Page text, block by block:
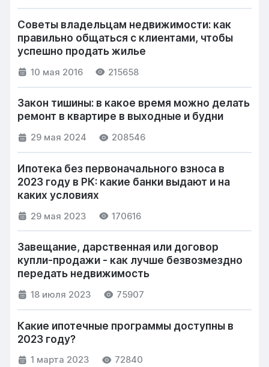
Советы владельцам недвижимости: как
правильно общаться с клиентами, чтобы
успешно продать жилье
10 мая 2016 215658
Закон тишины: в какое время можно делать
ремонт в квартире в выходные и будни
29 мая 2024 208546
Ипотека без первоначального взноса в
2023 году в РК: какие банки выдают и на
каких условиях
29 мая 2023 170616
Завещание, дарственная или договор
купли-продажи - как лучше безвозмездно
передать недвижимость
18 июля 2023 75907
Какие ипотечные программы доступны в
2023 году?
1 марта 2023 72840